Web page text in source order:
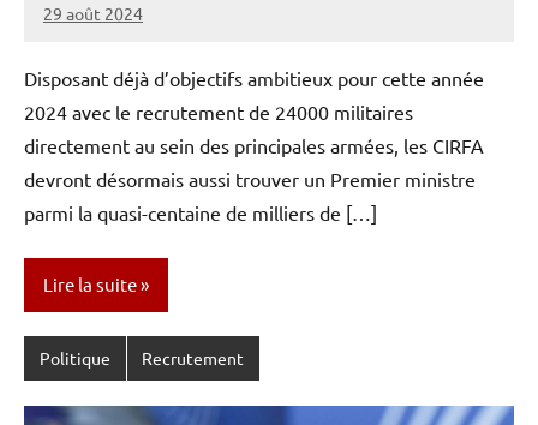
29 août 2024
Caporal
Aucun
Disposant déjà d’objectifs ambitieux pour cette année
2024 avec le recrutement de 24000 militaires
directement au sein des principales armées, les CIRFA
devront désormais aussi trouver un Premier ministre
parmi la quasi-centaine de milliers de […]
Lire la suite
Politique Recrutement